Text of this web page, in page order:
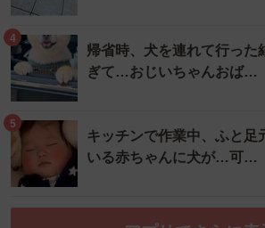
4
帰省時、犬を連れて行っ
ぎて…おじいちゃんおば…
5
キッチンで作業中、ふと
いる赤ちゃんに犬が…可…